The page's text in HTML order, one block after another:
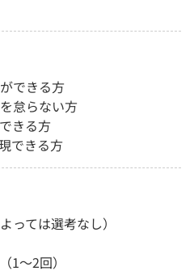
できる方
怠らない方
きる方
できる方
っては選考なし）
1～2回）